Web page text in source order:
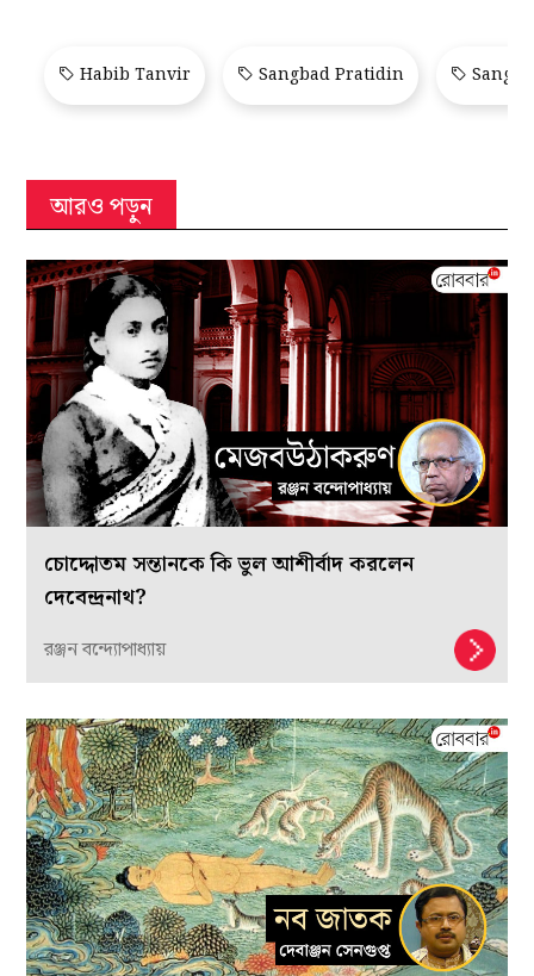
Habib Tanvir Sangbad Pratidin
আরও পড়ুন
চোদ্দোতম সন্তানকে কি ভুল আশীর্বাদ করলেন
দেবেন্দ্রনাথ?
রঞ্জন বন্দ্যোপাধ্যায়